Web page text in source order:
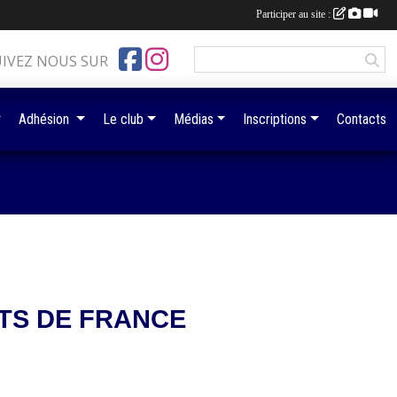
DE FRANCE
NOUS SUR
Adhésion Le club Médias Inscriptions Contacts
Participer au site :